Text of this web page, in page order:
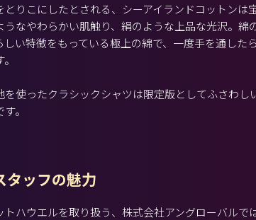
とりこにしたとされる、シーアイランドコットンは
うなやわらかい肌触り、絹のような上品な光沢。
しい特徴をもっている極上の綿で、一度手を通した
を使ったクラシックシャツは限定版としてふさわし
。
タッフの魅力
トハウエルを取り扱う、株式会社アングローバルで